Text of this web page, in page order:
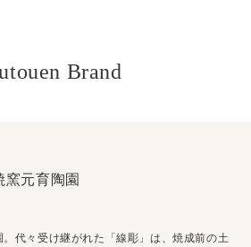
Brand
窯元育陶園
代々受け継がれた「線彫」は、焼成前の土